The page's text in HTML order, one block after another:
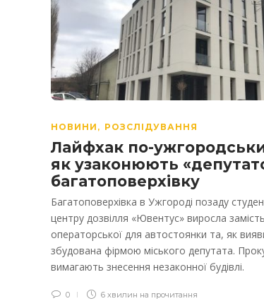
НОВИНИ , РОЗСЛІДУВАННЯ
Лайфхак по-
як узаконюють
багатоповерхівку
Багатоповерхівка в Ужгороді позаду
центру дозвілля «Ювентус» виросла замість
операторської для автостоянки та, як
збудована фірмою міського депутата.
вимагають знесення незаконної будівлі.
0 6 хвилин на прочитання